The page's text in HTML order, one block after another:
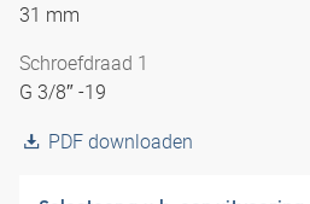
31 mm
Schroefdraad 1
G 3/8″ -19
PDF downloaden